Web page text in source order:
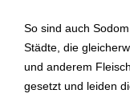
So sind auch
Städte, die
und anderem
gesetzt und leiden